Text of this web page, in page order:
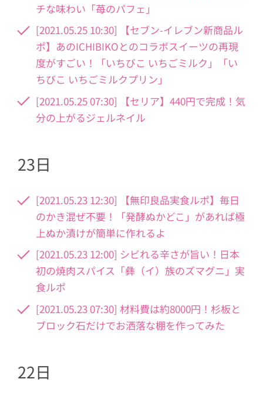
チな味わい「苺のパフェ」
[2021.05.25 10:30] 【セブン-イレブン新商品ル
ポ】あのICHIBIKOとのコラボスイーツの再現
度がすごい！「いちびこ いちごミルク」「い
ちびこ いちごミルクプリン」
[2021.05.25 07:30] 【セリア】440円で完成！気
分の上がるジェルネイル
23日
[2021.05.23 12:30] 【無印良品実食ルポ】毎日
のかき混ぜ不要！「発酵ぬかどこ」があれば極
上ぬか漬けが簡単に作れるよ
[2021.05.23 12:00] シビれる辛さが旨い！日本
初の焼肉スパイス「彝（イ）族のズマグニ」実
食ルポ
[2021.05.23 07:30] 材料費は約8000円！杉板と
ブロック石だけでお洒落な棚を作ってみた
22日